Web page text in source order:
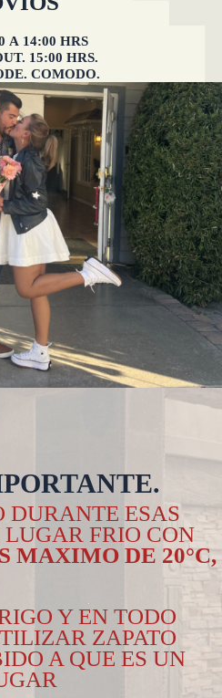
A 14:00 HRS
15:00 HRS.
COMODO.
DURANTE ESAS
LUGAR FRIO CON
MAXIMO DE 20°C,
Y EN TODO
ZAPATO
A QUE ES UN